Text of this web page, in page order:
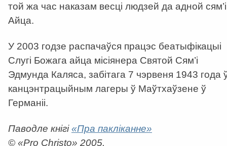
той жа час наказам весці людзей да адной сям’і
Айца.
У 2003 годзе распачаўся працэс беатыфікацыі
Слугі Божага айца місіянера Святой Сям’і
Эдмунда Каляса, забітага 7 чэрвеня 1943 года
канцэнтрацыйным лагеры ў Маўтхаўзене ў
Германіі.
Паводле кнігі«Пра пакліканне»
© «Pro Christo» 2005.